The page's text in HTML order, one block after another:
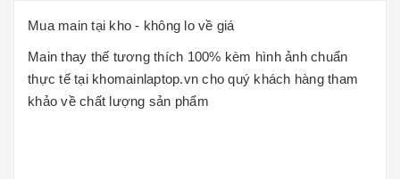
Mua main tại kho - không lo về giá
Main thay thế tương thích 100% kèm hình ảnh chuẩn
thực tế tại khomainlaptop.vn cho quý khách hàng tham
khảo về chất lượng sản phẩm